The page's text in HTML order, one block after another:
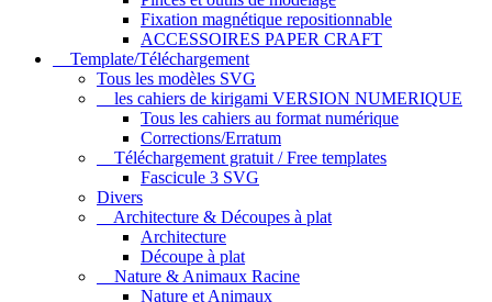
Fixation magnétique repositionnable
ACCESSOIRES PAPER CRAFT
Template/Téléchargement
Tous les modèles SVG
les cahiers de kirigami VERSION NUMERIQUE
Tous les cahiers au format numérique
Corrections/Erratum
Téléchargement gratuit / Free templates
Fascicule 3 SVG
Divers
Architecture & Découpes à plat
Architecture
Découpe à plat
Nature & Animaux Racine
Nature et Animaux